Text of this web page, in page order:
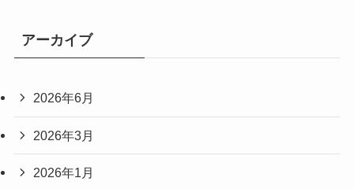
アーカイブ
2026年6月
2026年3月
2026年1月